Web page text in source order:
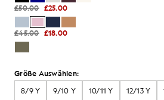
£50.00 £25.00
£45.00 £18.00
Größe Auswählen:
8/9 Y
9/10 Y 10/11 Y 12/13 Y